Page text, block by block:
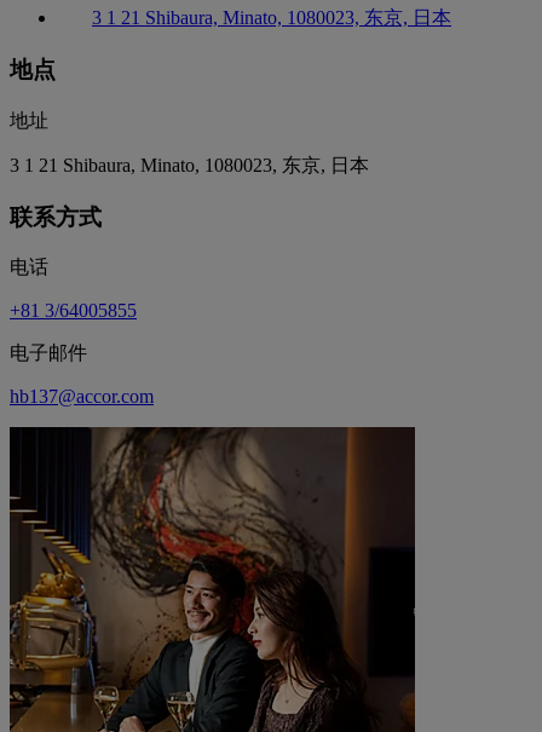
3 1 21 Shibaura, Minato, 1080023, 东京, 日本
地点
地址
3 1 21 Shibaura, Minato, 1080023, 东京, 日本
联系方式
电话
+81 3/64005855
电子邮件
hb137@accor.com